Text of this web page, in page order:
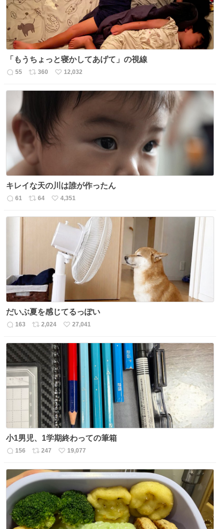
「もうちょっと寝かしてあげて」の視線
返
55
リ
360
い
12,032
キレイな天の川は誰が作ったん
返
61
リ
64
い
数
4,351
だいぶ夏を感じてるっぽい
返
数
163
リ
ス
ト
数
2,024
い
27,041
小1男児、1学期終わっての筆箱
返
数
156
リ
ス
ト
数
247
い
ね
19,077